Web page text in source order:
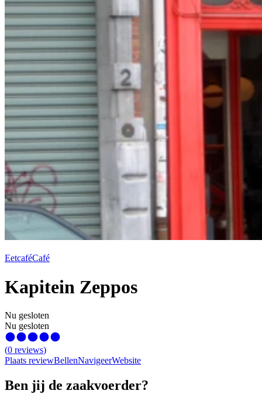
EetcaféCafé
Kapitein Zeppos
Nu gesloten
Nu gesloten
(0 reviews)
Plaats reviewBellenNavigeerWebsite
Ben jij de zaakvoerder?